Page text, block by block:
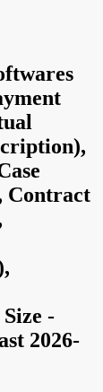
Contract
-
2026-